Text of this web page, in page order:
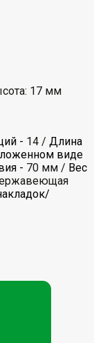
17 мм
- 14 / Длина
виде
- 70 мм / Вес